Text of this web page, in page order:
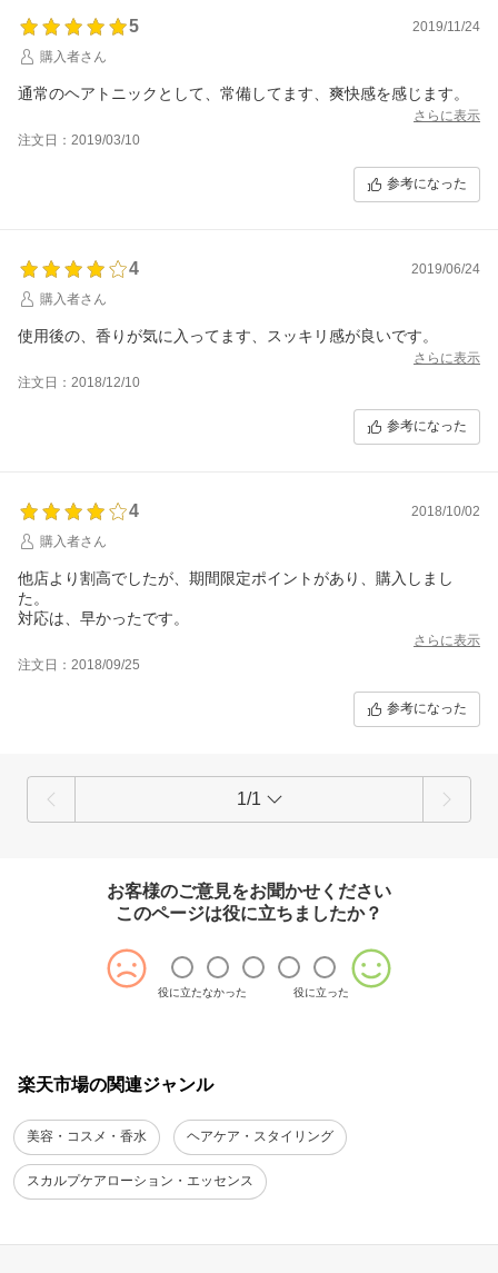
5
2019/11/24
購入者さん
通常のヘアトニックとして、常備してます、爽快感を感じます。
さらに表示
注文日：2019/03/10
参考になった
4
2019/06/24
購入者さん
使用後の、香りが気に入ってます、スッキリ感が良いです。
さらに表示
注文日：2018/12/10
参考になった
4
2018/10/02
購入者さん
他店より割高でしたが、期間限定ポイントがあり、購入しまし
た。
対応は、早かったです。
さらに表示
注文日：2018/09/25
参考になった
1/1
お客様のご意見をお聞かせください
このページは役に立ちましたか？
役に立たなかった 役に立った
楽天市場の関連ジャンル
美容・コスメ・香水 ヘアケア・スタイリング
スカルプケアローション・エッセンス